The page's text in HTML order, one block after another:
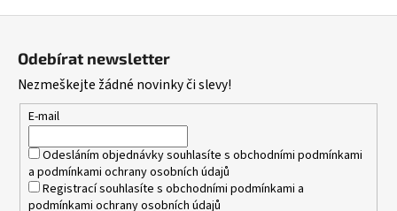
Odebírat newsletter
Nezmeškejte žádné novinky či slevy!
E-mail
Odesláním objednávky souhlasíte s obchodními podmínkami
a podmínkami ochrany osobních údajů
Registrací souhlasíte s obchodními podmínkami a
podmínkami ochrany osobních údajů